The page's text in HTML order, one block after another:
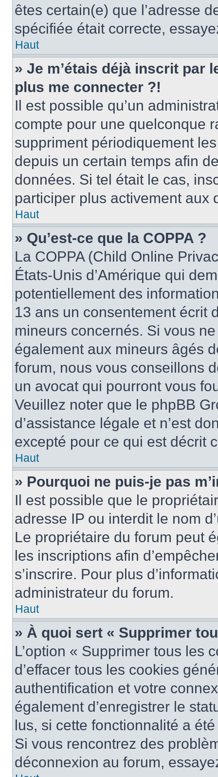
êtes certain(e) que l’adresse
spécifiée était correcte,
Haut
» Je m’étais déjà inscrit par
plus me connecter ?!
Il est possible qu’un
compte pour une quelconque
suppriment périodiquement
depuis un certain temps afin
données. Si tel était le cas,
participer plus activement aux
Haut
» Qu’est-ce que la COPPA ?
La COPPA (Child Online
États-Unis d’Amérique qui
potentiellement des
13 ans un consentement écrit
mineurs concernés. Si vous
également aux mineurs âgés
forum, nous vous conseillons
un avocat qui pourront vous
Veuillez noter que le phpBB
d’assistance légale et n’est
excepté pour ce qui est décrit
Haut
» Pourquoi ne puis-je pas
Il est possible que le
adresse IP ou interdit le nom
Le propriétaire du forum peut
les inscriptions afin
s’inscrire. Pour plus
administrateur du forum.
Haut
» À quoi sert « Supprimer
L’option « Supprimer tous les
d’effacer tous les cookies
authentification et votre
également d’enregistrer le
lus, si cette fonctionnalité a
Si vous rencontrez des
déconnexion au forum,